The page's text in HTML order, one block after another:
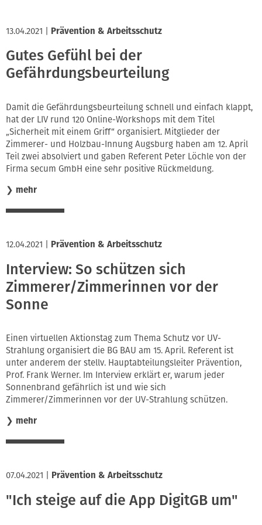
13.04.2021 Prävention & Arbeitsschutz
Gutes Gefühl bei der
Gefährdungsbeurteilung
Damit die Gefährdungsbeurteilung schnell und einfach klappt,
hat der LIV rund 120 Online-Workshops mit dem Titel
„Sicherheit mit einem Griff“ organisiert. Mitglieder der
Zimmerer- und Holzbau-Innung Augsburg haben am 12. April
Teil zwei absolviert und gaben Referent Peter Löchle von der
Firma secum GmbH eine sehr positive Rückmeldung.
❯ mehr
12.04.2021 Prävention & Arbeitsschutz
Interview: So schützen sich
Zimmerer/Zimmerinnen vor der
Sonne
Einen virtuellen Aktionstag zum Thema Schutz vor UV-
Strahlung organisiert die BG BAU am 15. April. Referent ist
unter anderem der stellv. Hauptabteilungsleiter Prävention,
Prof. Frank Werner. Im Interview erklärt er, warum jeder
Sonnenbrand gefährlich ist und wie sich
Zimmerer/Zimmerinnen vor der UV-Strahlung schützen.
❯ mehr
07.04.2021 Prävention & Arbeitsschutz
"Ich steige auf die App DigitGB um"